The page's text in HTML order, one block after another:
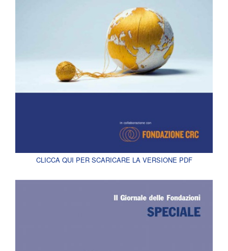
CLICCA QUI PER SCARICARE LA VERSIONE PDF